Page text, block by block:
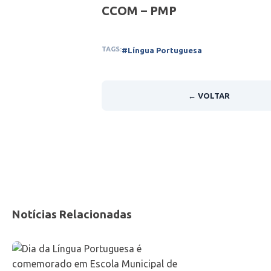
CCOM – PMP
TAGS:#Língua Portuguesa
← VOLTAR
Notícias Relacionadas